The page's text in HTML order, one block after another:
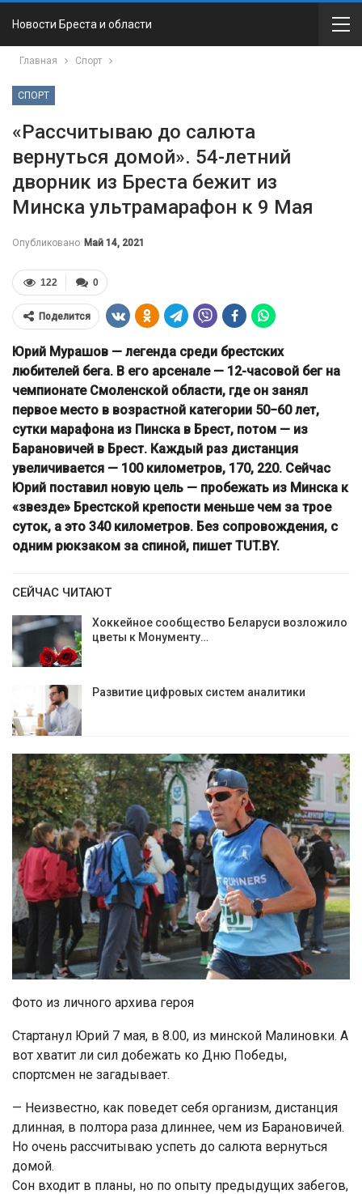
Новости Бреста и области
Главная Спорт
СПОРТ
«Рассчитываю до салюта
вернуться домой». 54-летний
дворник из Бреста бежит из
Минска ультрамарафон к 9 Мая
Опубликовано Май 14, 2021
0
122
Поделится
Юрий Мурашов — легенда среди брестских
любителей бега. В его арсенале — 12-часовой бег на
чемпионате Смоленской области, где он занял
первое место в возрастной категории 50−60 лет,
сутки марафона из Пинска в Брест, потом — из
Барановичей в Брест. Каждый раз дистанция
увеличивается — 100 километров, 170, 220. Сейчас
Юрий поставил новую цель — пробежать из Минска к
«звезде» Брестской крепости меньше чем за трое
суток, а это 340 километров. Без сопровождения, с
одним рюкзаком за спиной, пишет TUT.BY.
СЕЙЧАС ЧИТАЮТ
Хоккейное сообщество Беларуси возложило
цветы к Монументу…
Развитие цифровых систем аналитики
Фото из личного архива героя
Стартанул Юрий 7 мая, в 8.00, из минской Малиновки. А
вот хватит ли сил добежать ко Дню Победы,
спортсмен не загадывает.
— Неизвестно, как поведет себя организм, дистанция
длинная, в полтора раза длиннее, чем из Барановичей.
Но очень рассчитываю успеть до салюта вернуться
домой.
Сон входит в планы, но по опыту предыдущих забегов,